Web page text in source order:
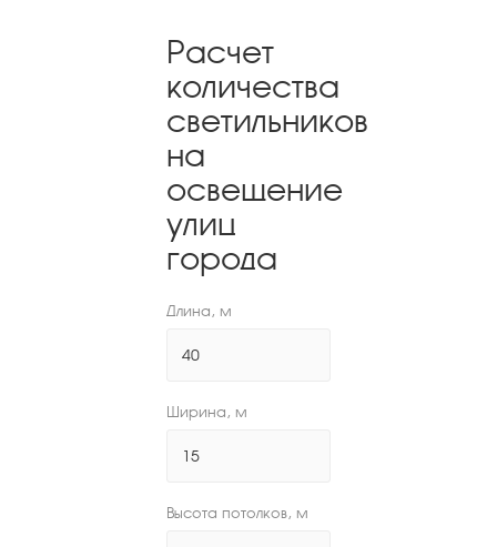
Расчет
количества
светильников
на
освещение
улиц
города
Длина, м
Ширина, м
Высота потолков, м